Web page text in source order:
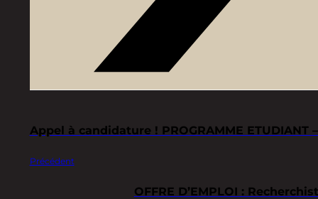
Précédent
Appel à candidature ! PROGRAMME ETUDIANT
OFFRE D’EMPLOI :